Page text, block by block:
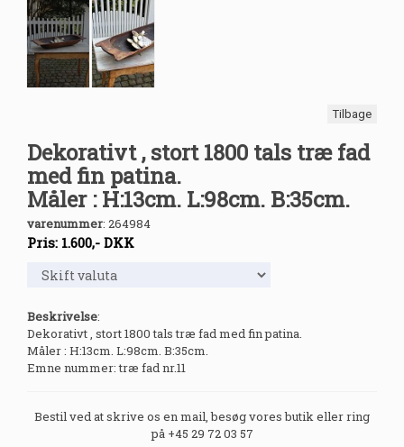
Tilbage
Dekorativt , stort 1800 tals træ fad
med fin patina.
Måler : H:13cm. L:98cm. B:35cm.
varenummer: 264984
Pris: 1.600,- DKK
Beskrivelse:
Dekorativt , stort 1800 tals træ fad med fin patina.
Måler : H:13cm. L:98cm. B:35cm.
Emne nummer: træ fad nr.11
Bestil ved at skrive os en mail, besøg vores butik eller ring
på +45 29 72 03 57